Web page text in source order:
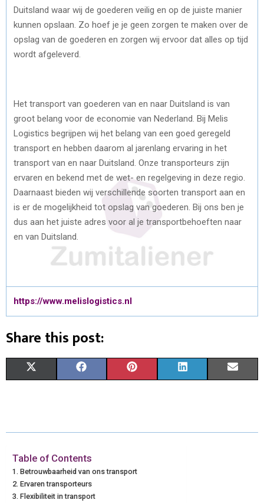
Duitsland waar wij de goederen veilig en op de juiste manier
kunnen opslaan. Zo hoef je je geen zorgen te maken over de
opslag van de goederen en zorgen wij ervoor dat alles op tijd
wordt afgeleverd.
Het transport van goederen van en naar Duitsland is van
groot belang voor de economie van Nederland. Bij Melis
Logistics begrijpen wij het belang van een goed geregeld
transport en hebben daarom al jarenlang ervaring in het
transport van en naar Duitsland. Onze transporteurs zijn
ervaren en bekend met de wet- en regelgeving in deze regio.
Daarnaast bieden wij verschillende soorten transport aan en
is er de mogelijkheid tot opslag van goederen. Bij ons ben je
dus aan het juiste adres voor al je transportbehoeften naar
en van Duitsland.
https://www.melislogistics.nl
Share this post:
W
T
T
E
O
O
T K I
Table of Contents
Betrouwbaarheid van ons transport
Ervaren transporteurs
Flexibiliteit in transport